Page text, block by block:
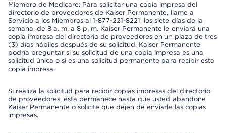
Miembro de Medicare: Para solicitar una copia impresa del
directorio de proveedores de Kaiser Permanente, llame a
Servicio a los Miembros al 1-877-221-8221, los siete días de la
semana, de 8 a. m. a 8 p. m. Kaiser Permanente le enviará una
copia impresa del directorio de proveedores en un plazo de tres
(3) días hábiles después de su solicitud. Kaiser Permanente
podría preguntar si su solicitud de una copia impresa es una
solicitud única o si es una solicitud permanente para recibir esta
copia impresa.
Si realiza la solicitud para recibir copias impresas del directorio
de proveedores, esta permanece hasta que usted abandone
Kaiser Permanente o solicite que dejen de enviarle las copias
impresas.